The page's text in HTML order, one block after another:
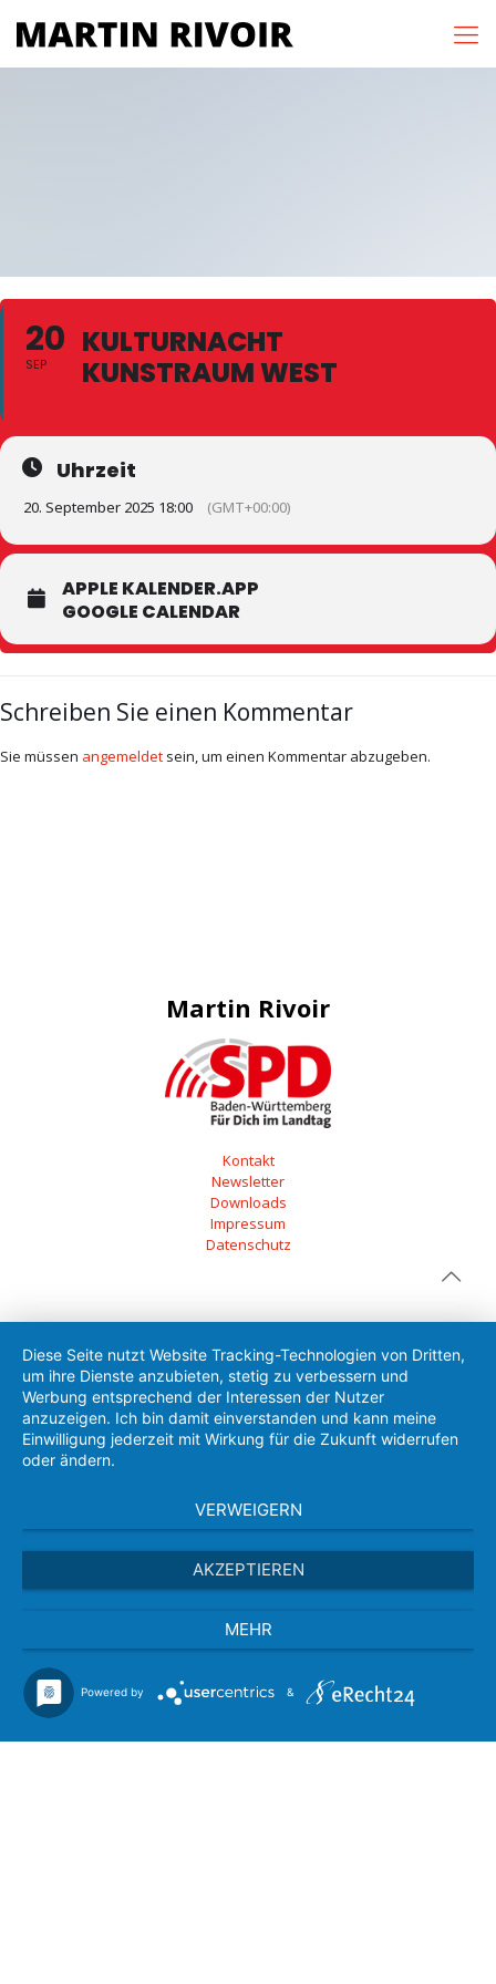
20
SEP
KULTURNACHT
KUNSTRAUM WEST
Uhrzeit
20. September 2025 18:00 (GMT+00:00)
APPLE KALENDER.APP
GOOGLE CALENDAR
Schreiben Sie einen Kommentar
Sie müssen angemeldet sein, um einen Kommentar abzugeben.
Martin Rivoir
Kontakt
Newsletter
Downloads
Impressum
Datenschutz
Diese Seite nutzt Website Tracking-Technologien von Dritten,
um ihre Dienste anzubieten, stetig zu verbessern und
Werbung entsprechend der Interessen der Nutzer
anzuzeigen. Ich bin damit einverstanden und kann meine
Einwilligung jederzeit mit Wirkung für die Zukunft widerrufen
oder ändern.
VERWEIGERN
AKZEPTIEREN
MEHR
Powered by &